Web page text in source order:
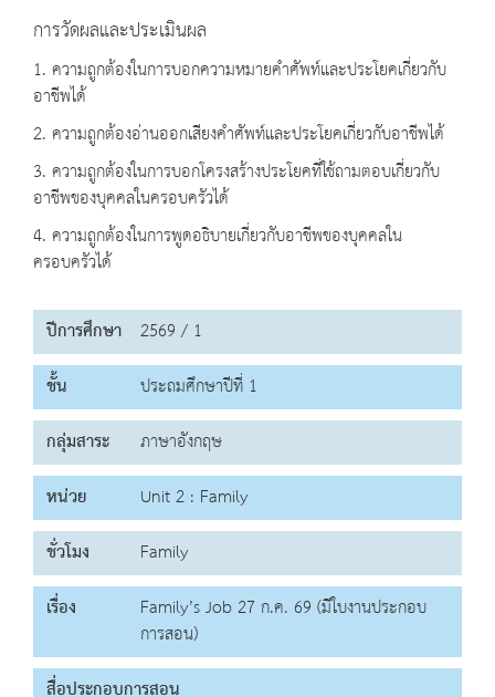
การวัดผลและประเมินผล
1. ความถูกต้องในการบอกความหมายคำศัพท์และประโยคเกี่ยวกับ
อาชีพได้
2. ความถูกต้องอ่านออกเสียงคำศัพท์และประโยคเกี่ยวกับอาชีพได้
3. ความถูกต้องในการบอกโครงสร้างประโยคที่ใช้ถามตอบเกี่ยวกับ
อาชีพของบุคคลในครอบครัวได้
4. ความถูกต้องในการพูดอธิบายเกี่ยวกับอาชีพของบุคคลใน
ครอบครัวได้
ปีการศึกษา 2569 / 1
ชั้น
ประถมศึกษาปีที่ 1
กลุ่มสาระ
ภาษาอังกฤษ
หน่วย
Unit 2 : Family
ชั่วโมง
Family
เรื่อง
Family’s Job 27 ก.ค. 69 (มีใบงานประกอบ
การสอน)
สื่อประกอบการสอน